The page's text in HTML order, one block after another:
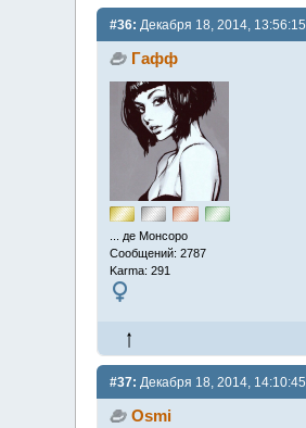
#36: Декабря 18, 2014, 13:56:15
Гафф
... де Монсоро
Сообщений: 2787
Karma: 291
#37: Декабря 18, 2014, 14:10:45
Osmi